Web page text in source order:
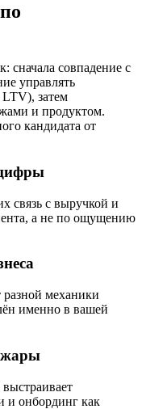
сначала совпадение с
управлять
затем
и продуктом.
кандидата от
связь с выручкой и
а не по ощущению
механики
именно в вашей
и онбординг как